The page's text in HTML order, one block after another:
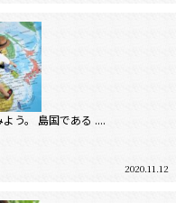
う。 島国である ....
2020.11.12